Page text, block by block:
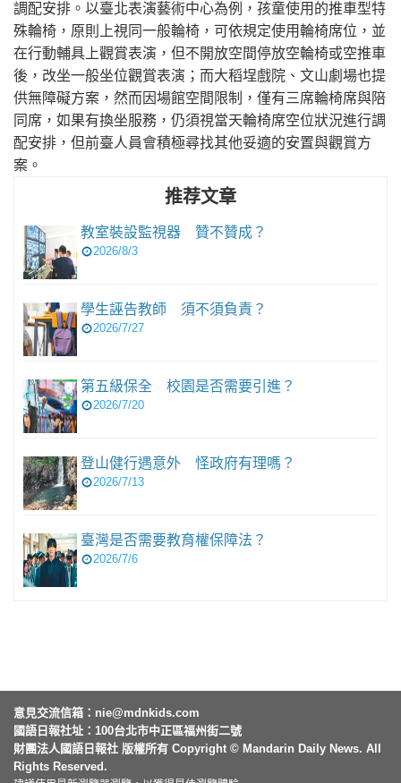
調配安排。以臺北表演藝術中心為例，孩童使用的推車型特
殊輪椅，原則上視同一般輪椅，可依規定使用輪椅席位，並
在行動輔具上觀賞表演，但不開放空間停放空輪椅或空推車
後，改坐一般坐位觀賞表演；而大稻埕戲院、文山劇場也提
供無障礙方案，然而因場館空間限制，僅有三席輪椅席與陪
同席，如果有換坐服務，仍須視當天輪椅席空位狀況進行調
配安排，但前臺人員會積極尋找其他妥適的安置與觀賞方
案。
推荐文章
教室裝設監視器 贊不贊成？
2026/8/3
學生誣告教師 須不須負責？
2026/7/27
第五級保全 校園是否需要引進？
2026/7/20
登山健行遇意外 怪政府有理嗎？
2026/7/13
臺灣是否需要教育權保障法？
2026/7/6
意見交流信箱： nie@mdnkids.com
國語日報社址：100台北市中正區福州街二號
財團法人國語日報社 版權所有 Copyright © Mandarin Daily News. All
Rights Reserved.